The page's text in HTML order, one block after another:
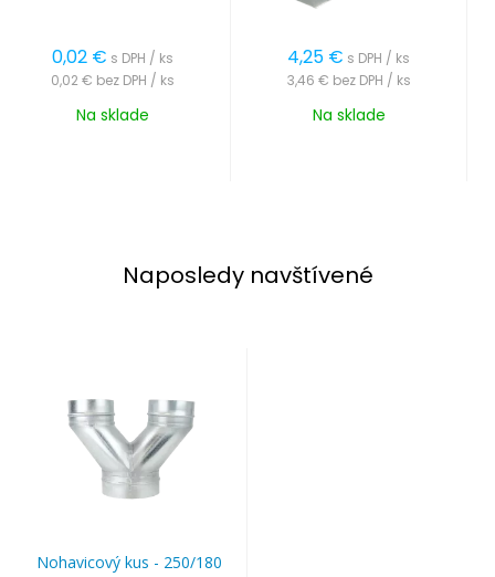
0,02 € s DPH / ks
0,02 € bez DPH / ks
Na sklade
4,25 € s DPH / ks
3,46 € bez DPH / ks
Na sklade
Naposledy navštívené
Nohavicový kus - 250/180